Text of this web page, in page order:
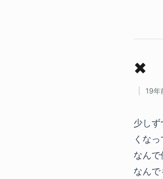
✖
19年
少し
くな
なんで
なんで